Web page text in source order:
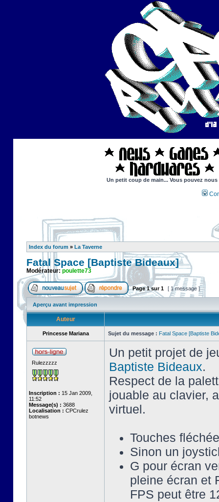
Un petit coup de main... Vous pouvez
Index du forum » La Taverne
Fatal Space [Baptiste Bideaux]
Modérateur: poulette73
Page1sur1 [ 1 message ]
Aperçu avant impression
Auteur
Princesse Mariana Sujet du message : Fatal Space [Baptiste
Rulezzzzz
Inscription : 15 Jan 2009,
11:52
Message(s) : 3688
Localisation : CPCrulez
botnews
Un petit projet de
Baptiste Bideaux.
Respect de la
jouable au clavier,
virtuel.
Touches
Sinon un
G pour écran
pleine écran et
FPS peut être